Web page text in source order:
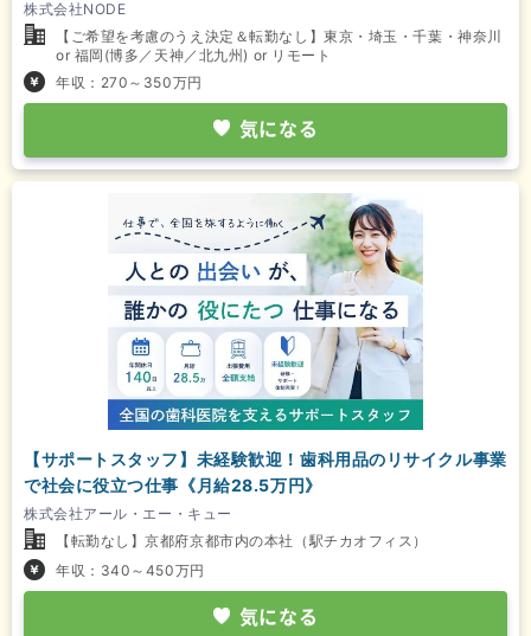
株式会社NODE
【ご希望を考慮のうえ決定＆転勤なし】東京・埼玉・千葉・神奈川
or 福岡(博多／天神／北九州) or リモート
年収：270～350万円
気になる
【サポートスタッフ】未経験歓迎！歯科用品のリサイクル事業
で社会に役立つ仕事《月給28.5万円》
株式会社アール・エー・キュー
【転勤なし】京都府京都市内の本社（駅チカオフィス）
年収：340～450万円
気になる